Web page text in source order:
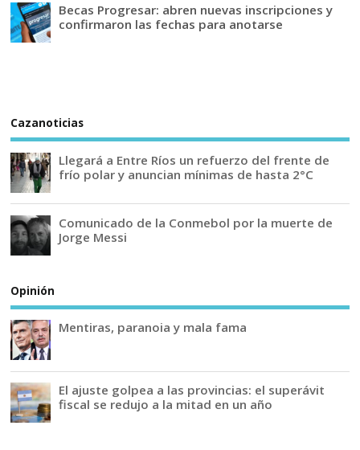
Becas Progresar: abren nuevas inscripciones y
confirmaron las fechas para anotarse
Cazanoticias
Llegará a Entre Ríos un refuerzo del frente de
frío polar y anuncian mínimas de hasta 2°C
Comunicado de la Conmebol por la muerte de
Jorge Messi
Opinión
Mentiras, paranoia y mala fama
El ajuste golpea a las provincias: el superávit
fiscal se redujo a la mitad en un año